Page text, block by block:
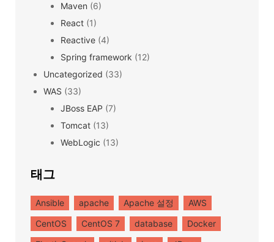
Maven (6)
React (1)
Reactive (4)
Spring framework (12)
Uncategorized (33)
WAS (33)
JBoss EAP (7)
Tomcat (13)
WebLogic (13)
태그
Ansible apache Apache 설정
AWS
CentOS
CentOS 7 database
Docker